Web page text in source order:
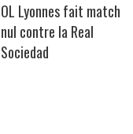
OL Lyonnes fait match
nul contre la Real
Sociedad